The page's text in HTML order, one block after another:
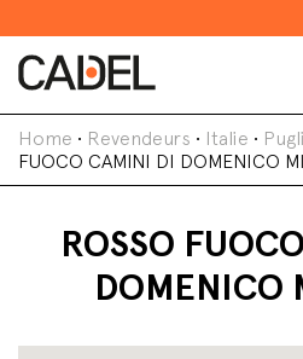
Home • Revendeurs • Italie •
FUOCO CAMINI DI DOMENICO
ROSSO
DOMENICO